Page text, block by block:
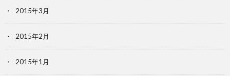
2015年3月
2015年2月
2015年1月